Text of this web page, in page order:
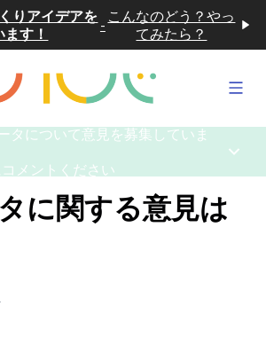
りアイデアを
す！
- こんなのどう？やっ
てみたら？
メイ
タについて意見を募集していま
メントください
メイ
に関する意見は